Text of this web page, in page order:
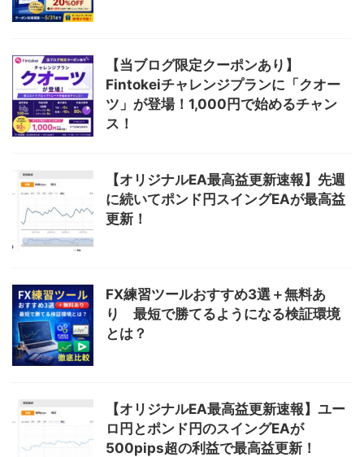
【当ブログ限定クーポンあり】
Fintokeiチャレンジプランに「クオー
ツ」が登場！1,000円で始めるチャン
ス！
【オリジナルEA最高益更新速報】先週
に続いてポンド円スイングEAが最高益
更新！
FX練習ツールおすすめ3選＋無料あ
り 最短で勝てるようになる検証環境
とは？
【オリジナルEA最高益更新速報】ユー
ロ円とポンド円のスイングEAが
500pips超の利益で最高益更新！